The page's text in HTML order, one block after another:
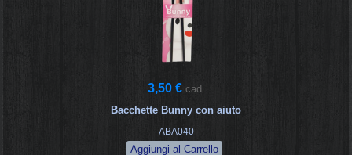
3,50 € cad.
Bacchette Bunny con aiuto
ABA040